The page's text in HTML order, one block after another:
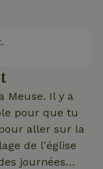
La cuisine
un lave-
cafetière. La
bain avec une
se
avec un lit
se
Meuse. Il y a
pour que tu
aller sur la
de l'église
journées